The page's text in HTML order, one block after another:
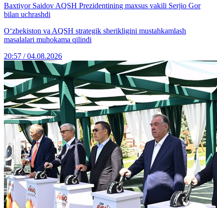
Baxtiyor Saidov AQSH Prezidentining maxsus vakili Serjio Gor
bilan uchrashdi
O‘zbekiston va AQSH strategik sherikligini mustahkamlash
masalalari muhokama qilindi
20:57 / 04.08.2026